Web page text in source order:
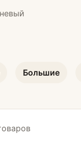
Большие